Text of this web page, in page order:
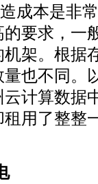
成本是非
要求，一
架。根据
也不同。
计算数据
用了整整